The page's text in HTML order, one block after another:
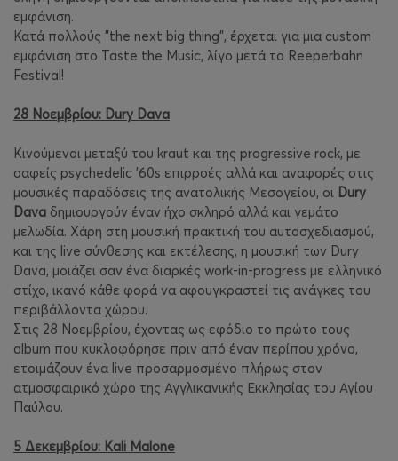
εμφάνιση.
Κατά πολλούς "the next big thing", έρχεται για μια custom
εμφάνιση στο Taste the Music, λίγο μετά το Reeperbahn
Festival!
28 Νοεμβρίου: Dury Dava
Κινούμενοι μεταξύ του kraut και της progressive rock, με
σαφείς psychedelic '60s επιρροές αλλά και αναφορές στις
μουσικές παραδόσεις της ανατολικής Μεσογείου, οι Dury
Dava δημιουργούν έναν ήχο σκληρό αλλά και γεμάτο
μελωδία. Χάρη στη μουσική πρακτική του αυτοσχεδιασμού,
και της live σύνθεσης και εκτέλεσης, η μουσική των Dury
Dava, μοιάζει σαν ένα διαρκές work-in-progress με ελληνικό
στίχο, ικανό κάθε φορά να αφουγκραστεί τις ανάγκες του
περιβάλλοντα χώρου.
Στις 28 Νοεμβρίου, έχοντας ως εφόδιο το πρώτο τους
album που κυκλοφόρησε πριν από έναν περίπου χρόνο,
ετοιμάζουν ένα live προσαρμοσμένο πλήρως στον
ατμοσφαιρικό χώρο της Αγγλικανικής Εκκλησίας του Αγίου
Παύλου.
5 Δεκεμβρίου: Kali Malone